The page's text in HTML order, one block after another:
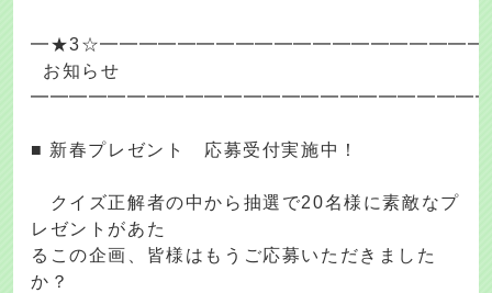
お知らせ
■ 新春プレゼント 応募受付実施中！
クイズ正解者の中から抽選で20名様に素敵なプ
レゼントがあた
るこの企画、皆様はもうご応募いただきました
か？